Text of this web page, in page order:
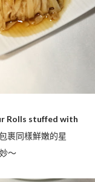
Rolls stuffed with
裹同樣鮮嫩的星
～